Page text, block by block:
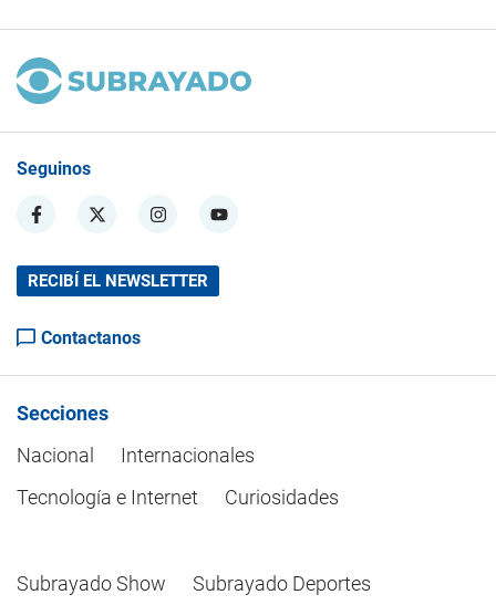
Seguinos
RECIBÍ EL NEWSLETTER
Contactanos
Secciones
Nacional
Internacionales
Tecnología e Internet
Curiosidades
Subrayado Show Subrayado Deportes